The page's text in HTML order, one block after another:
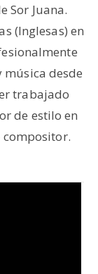
Sor Juana.
(Inglesas) en
desde
trabajado
de estilo en
compositor.